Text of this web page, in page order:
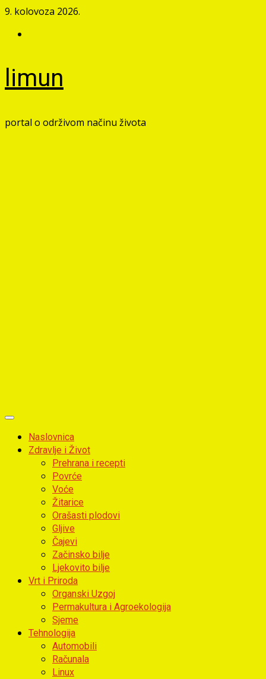
Skip
content
9. kolovoza 2026.
limun
portal o održivom načinu života
Primary
MenuNaslovnica
Zdravlje i Život
Prehrana i recepti
Povrće
Voće
Žitarice
Orašasti plodovi
Gljive
Čajevi
Začinsko bilje
Ljekovito bilje
Vrt i Priroda
Organski Uzgoj
Permakultura i Agroekologija
Sjeme
Tehnologija
Automobili
Računala
Linux